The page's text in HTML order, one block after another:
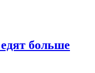
больше